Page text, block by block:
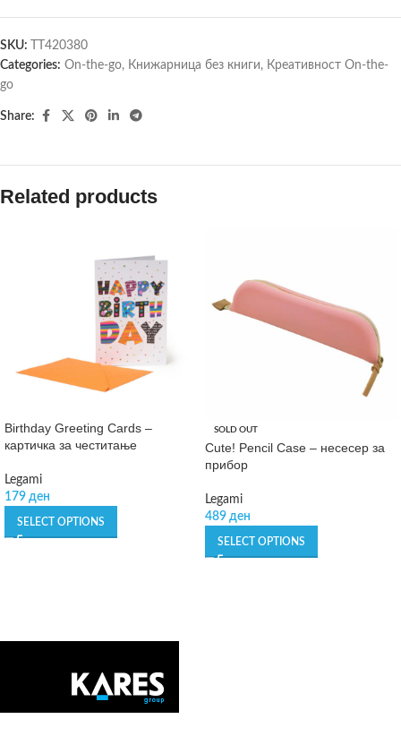
SKU:
TT420380
Categories: On-the-go, Книжарница без книги, Креативност On-the-
go
Share:
Related products
Birthday Greeting Cards –
картичка за честитање
Legami
179 ден
SELECT OPTIONS
SOLD OUT
Cute! Pencil Case – несесер за
прибор
Legami
489 ден
SELECT OPTIONS